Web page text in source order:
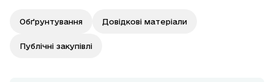
Обґрунтування Довідкові матеріали
Публічні закупівлі